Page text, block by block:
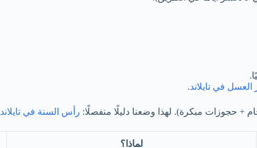
في تايلاند.
+ حجوزات مبكرة). لهذا وضعنا دليلًا منفصلًا: رأس السنة في تايلاند
لماذا؟